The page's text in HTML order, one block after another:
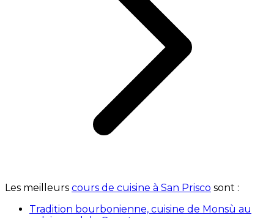
Les meilleurs cours de cuisine à San Prisco sont :
Tradition bourbonienne, cuisine de Monsù au